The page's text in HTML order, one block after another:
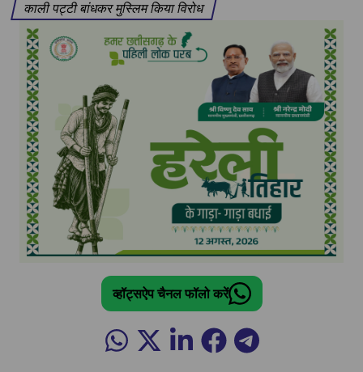
काली पट्टी बांधकर मुस्लिम किया विरोध
व्हॉट्सऐप चैनल फॉलो करें